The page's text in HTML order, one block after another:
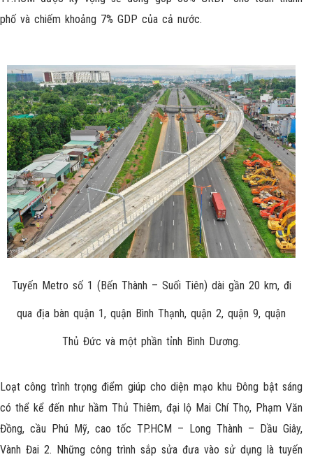
phố và chiếm khoảng 7% GDP của cả nước.
Tuyến Metro số 1 (Bến Thành – Suối Tiên) dài gần 20 km, đi
qua địa bàn quận 1, quận Bình Thạnh, quận 2, quận 9, quận
Thủ Đức và một phần tỉnh Bình Dương.
Loạt công trình trọng điểm giúp cho diện mạo khu Đông bật sáng
có thể kể đến như hầm Thủ Thiêm, đại lộ Mai Chí Thọ, Phạm Văn
Đồng, cầu Phú Mỹ, cao tốc TP.HCM – Long Thành – Dầu Giây,
Vành Đai 2. Những công trình sắp sửa đưa vào sử dụng là tuyến